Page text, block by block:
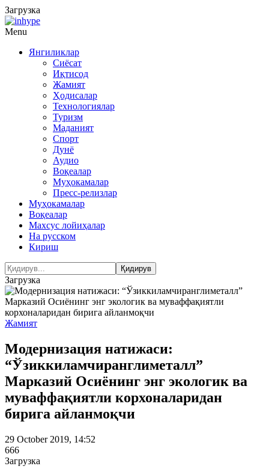
Загрузка
Menu
Янгиликлар
Сиёсат
Иқтисод
Жамият
Ҳодисалар
Технологиялар
Туризм
Маданият
Спорт
Дунё
Аудио
Воқеалар
Муҳокамалар
Пресс-релизлар
Муҳокамалар
Воқеалар
Махсус лойиҳалар
На русском
Кириш
Загрузка
Жамият
Модернизация натижаси:
“Ўзиккиламчиранглиметалл”
Марказий Осиёнинг энг экологик ва
муваффақиятли корхоналаридан
бирига айланмоқчи
29 October 2019, 14:52
666
Загрузка